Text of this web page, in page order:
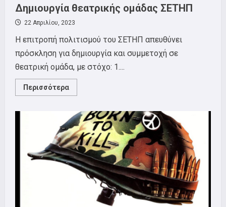
Δημιουργία θεατρικής ομάδας ΣΕΤΗΠ
22 Απριλίου, 2023
Η επιτροπή πολιτισμού του ΣΕΤΗΠ απευθύνει
πρόσκληση για δημιουργία και συμμετοχή σε
θεατρική ομάδα, με στόχο: 1....
Περισσότερα
more
θεατρικής
ομάδας
ΣΕΤΗΠ